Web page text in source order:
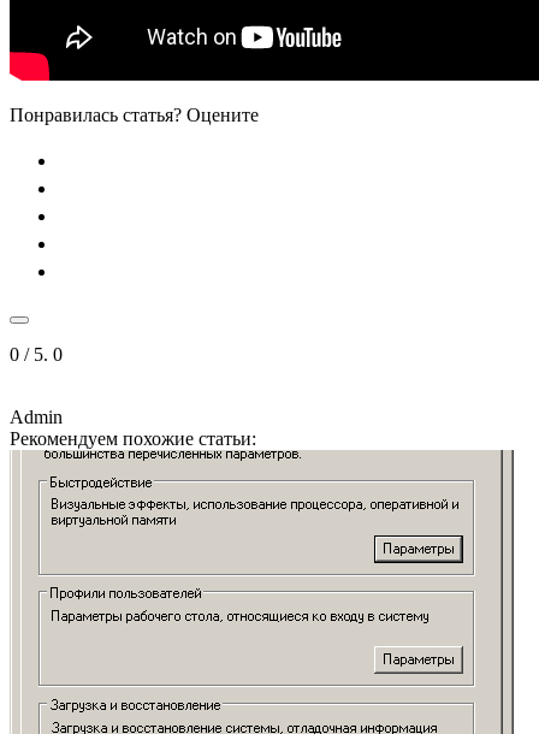
Понравилась статья? Оцените
0 / 5. 0
Admin
Рекомендуем похожие статьи: